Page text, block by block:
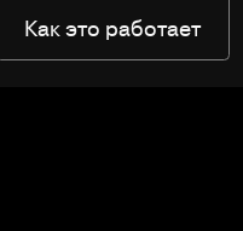
Как это работает